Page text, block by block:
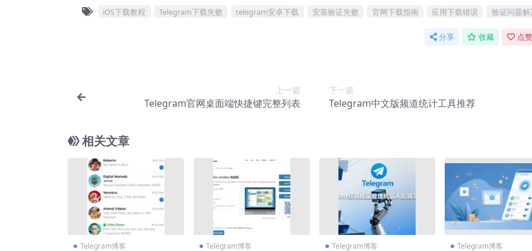
iOS下载教程 Telegram下载失败 telegram安卓下载 安装验证失败 官网下载指南 应用下载错误 验证问题解
分享 收藏 点
上一篇
Telegram官网桌面端快捷键完整列表
下一篇
Telegram中文版频道统计工具推荐
相关文章
Telegram博客 Telegram博客 Telegram博客 Telegram博客